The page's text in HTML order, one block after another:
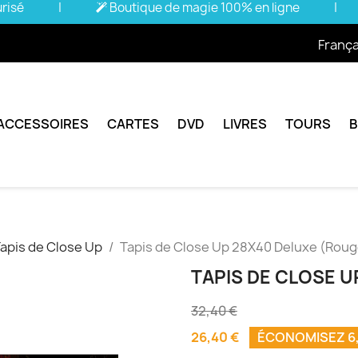
| Boutique de magie 100% en ligne |
CARTES DVD LIVRES TOURS
de Close Up Tapis de Close Up 28X40 Deluxe
TAPIS DE CLOSE
32,40 €
26,40 €
ÉCONOMISEZ